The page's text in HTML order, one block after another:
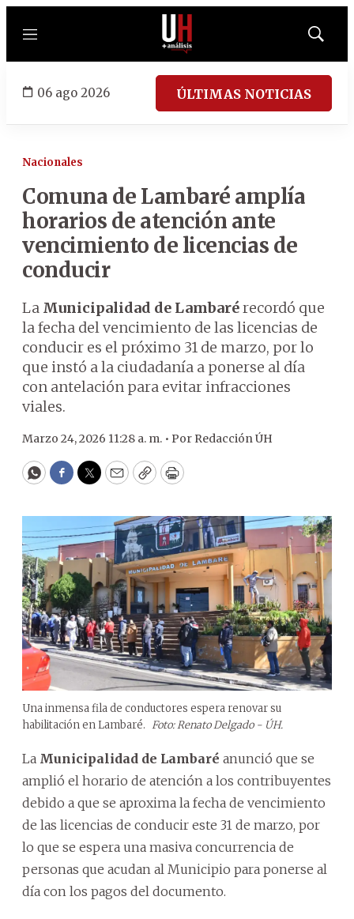
Menú
Mostrar
06 ago 2026 ÚLTIMAS NOTICIAS
Nacionales
Comuna de Lambaré amplía
horarios de atención ante
vencimiento de licencias de
conducir
La Municipalidad de Lambarérecordó que
la fecha del vencimiento de las licencias de
conducir es el próximo 31 de marzo, por lo
que instó a la ciudadanía a ponerse al día
con antelación para evitar infracciones
viales.
Marzo 24, 2026 11:28 a. m. • Por Redacción ÚH
WhatsApp
Facebook
Twitter
EmailCopyPrint
Una inmensa fila de conductores espera renovar su
habilitación en Lambaré. Foto: Renato Delgado - ÚH.
La Municipalidad de Lambaré anunció que se
amplió el horario de atención a los contribuyentes
debido a que se aproxima la fecha de vencimiento
de las licencias de conducir este 31 de marzo, por
lo que se espera una masiva concurrencia de
personas que acudan al Municipio para ponerse al
día con los pagos del documento.